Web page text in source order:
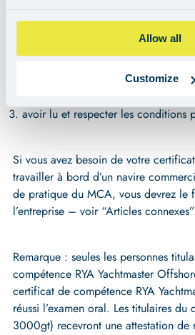
Allow all
Customize
avoir lu le syllabus du RYA Logbook
avoir lu et respecter les conditions
Si vous avez besoin de votre
travailler à bord d’un navire
de pratique du MCA, vous devrez le
l’entreprise – voir “Articles
Remarque : seules les personnes
compétence RYA Yachtmaster
certificat de compétence RYA
réussi l’examen oral. Les titulaires
3000gt) recevront une attestation de